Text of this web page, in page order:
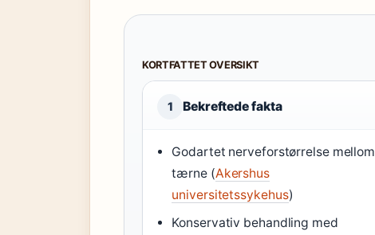
KORTFATTET OVERSIKT
1 Bekreftede fakta
Godartet nerveforstørrelse mellom
tærne (Akershus
universitetssykehus)
Konservativ behandling med